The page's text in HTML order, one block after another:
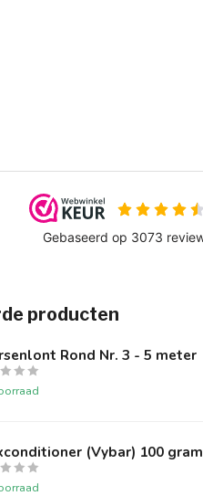
producten
Rond Nr. 3 - 5 meter
(Vybar) 100 gram